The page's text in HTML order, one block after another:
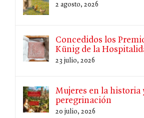
2 agosto, 2026
Concedidos los
Künig de la
23 julio, 2026
Mujeres en la historia
peregrinación
20 julio, 2026